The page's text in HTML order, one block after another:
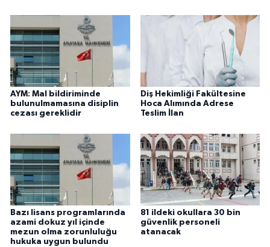
AYM: Mal bildiriminde
bulunulmamasına disiplin
cezası gereklidir
Diş Hekimliği Fakültesine
Hoca Alımında Adrese
Teslim İlan
Bazı lisans programlarında
azami dokuz yıl içinde
mezun olma zorunluluğu
hukuka uygun bulundu
81 ildeki okullara 30 bin
güvenlik personeli
atanacak